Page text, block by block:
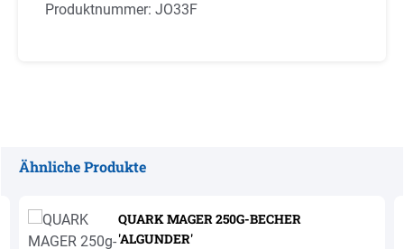
Produktnummer: JO33F
Ähnliche Produkte
QUARK MAGER 250G-BECHER
'ALGUNDER'